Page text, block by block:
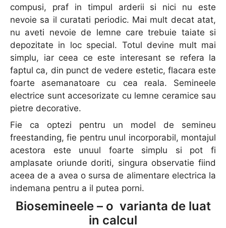
compusi, praf in timpul arderii si nici nu este
nevoie sa il curatati periodic. Mai mult decat atat,
nu aveti nevoie de lemne care trebuie taiate si
depozitate in loc special. Totul devine mult mai
simplu, iar ceea ce este interesant se refera la
faptul ca, din punct de vedere estetic, flacara este
foarte asemanatoare cu cea reala. Semineele
electrice sunt accesorizate cu lemne ceramice sau
pietre decorative.
Fie ca optezi pentru un model de semineu
freestanding, fie pentru unul incorporabil, montajul
acestora este unuul foarte simplu si pot fi
amplasate oriunde doriti, singura observatie fiind
aceea de a avea o sursa de alimentare electrica la
indemana pentru a il putea porni.
Biosemineele – o varianta de luat
in calcul